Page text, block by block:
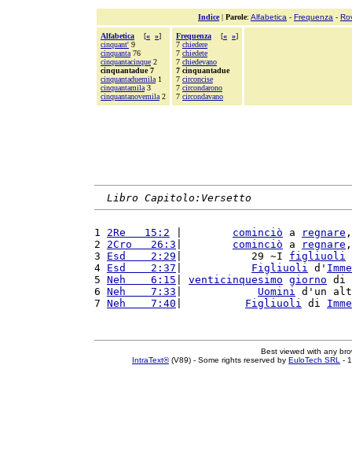
Indice| Parole: Alfabetica - Frequenza -
Alfabetica [« »]
cinquant' 9
cinquanta 76
cinquantacinque 2
cinquantadue 7
cinquantaduemila 1
cinquantamila 3
cinquantanovemila 2
Frequenza [« »]
7 chiedere
7 chiedete
7 chiedevano
7 cinquantadue
7 circoncise
7 circondarono
7 circondavano
Libro Capitolo:Versetto
1 2Re   15:2 cominciò a regnare
2 2Cro   26:3 cominciò a regnare
3 Esd    2:29 |           29 ~I figliuoli
4 Esd    2:37 Figliuoli d'
5 Neh    6:15 venticinquesimo giorno di
6 Neh    7:33 Uomini d'un
7 Neh    7:40 Figliuoli di
Best viewed with any
IntraText®(V89) - Some rights reserved by EuloTech SRL -